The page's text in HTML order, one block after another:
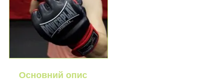
Основний опис